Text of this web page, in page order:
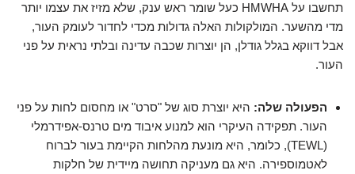
תחשבו על HMWHA כעל שומר ראש ענק, שלא מזיז את עצמו יותר
מדי מהשער. המולקולות האלה גדולות מכדי לחדור לעומק העור,
אבל דווקא בגלל גודלן, הן יוצרות שכבה עדינה ובלתי נראית על פני
העור.
הפעולה שלה: היא יוצרת סוג של "סרט" או מחסום לחות על פני
העור. תפקידה העיקרי הוא למנוע איבוד מים טרנס-אפידרמלי
(TEWL), כלומר, היא מונעת מהלחות הקיימת בעור לברוח
לאטמוספירה. היא גם מעניקה תחושה מיידית של חלקות